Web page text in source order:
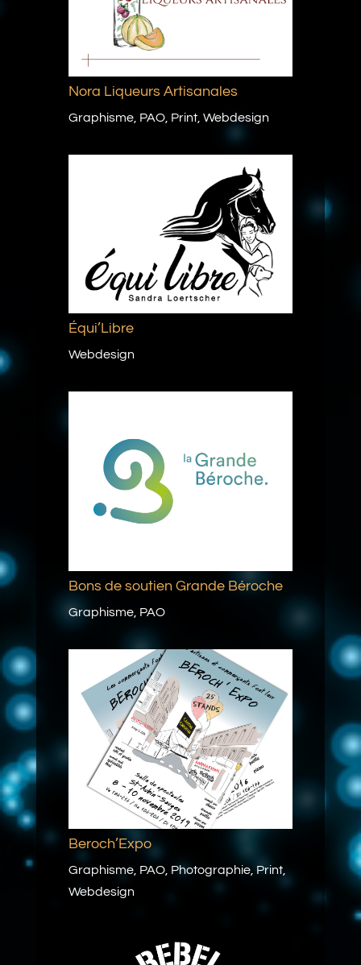
Nora Liqueurs Artisanales
Graphisme, PAO, Print, Webdesign
Équi’Libre
Webdesign
Bons de soutien Grande Béroche
Graphisme, PAO
Beroch’Expo
Graphisme, PAO, Photographie, Print,
Webdesign